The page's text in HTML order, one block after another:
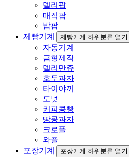
델리팝
매직팝
밥팝
제빵기계
제빵기계 하위분류 열기
자동기계
금형제작
델리만쥬
호두과자
타이야끼
도넛
커피콩빵
땅콩과자
크로플
와플
포장기계
포장기계 하위분류 열기